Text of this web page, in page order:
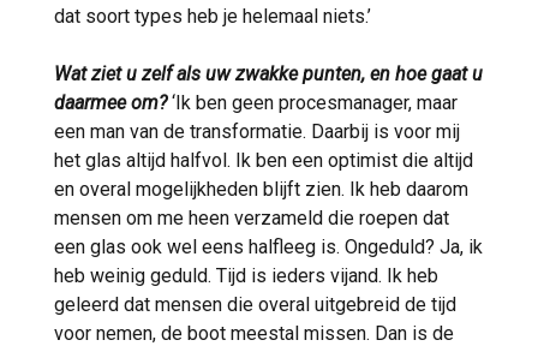
dat soort types heb je helemaal niets.’
Wat ziet u zelf als uw zwakke punten, en hoe gaat u
daarmee om?‘Ik ben geen procesmanager, maar
een man van de transformatie. Daarbij is voor mij
het glas altijd halfvol. Ik ben een optimist die altijd
en overal mogelijkheden blijft zien. Ik heb daarom
mensen om me heen verzameld die roepen dat
een glas ook wel eens halfleeg is. Ongeduld? Ja, ik
heb weinig geduld. Tijd is ieders vijand. Ik heb
geleerd dat mensen die overal uitgebreid de tijd
voor nemen, de boot meestal missen. Dan is de